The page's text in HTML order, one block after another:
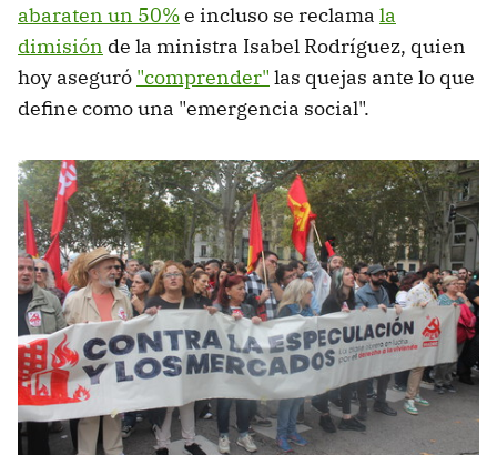
abaraten un 50%e incluso se reclama la
dimisión de la ministra Isabel Rodríguez, quien
hoy aseguró "comprender" las quejas ante lo que
define como una "emergencia social".